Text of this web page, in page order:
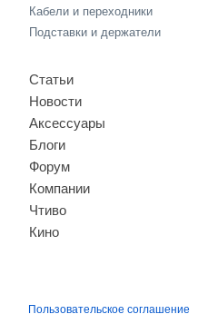
Кабели и переходники
Подставки и держатели
Статьи
Новости
Аксессуары
Блоги
Форум
Компании
Чтиво
Кино
Пользовательское соглашение